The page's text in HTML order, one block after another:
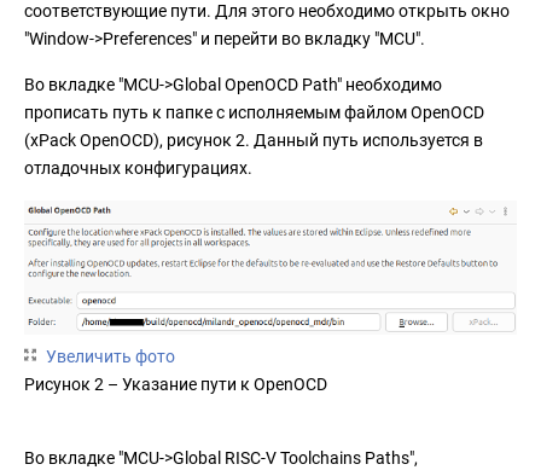
соответствующие пути. Для этого необходимо открыть окно
"Window->Preferences" и перейти во вкладку "MCU".
Во вкладке "MCU->Global OpenOCD Path" необходимо
прописать путь к папке с исполняемым файлом OpenOCD
(xPack OpenOCD), рисунок 2. Данный путь используется в
отладочных конфигурациях.
Увеличить фото
Рисунок 2 – Указание пути к OpenOCD
Во вкладке "MCU->Global RISC-V Toolchains Paths",